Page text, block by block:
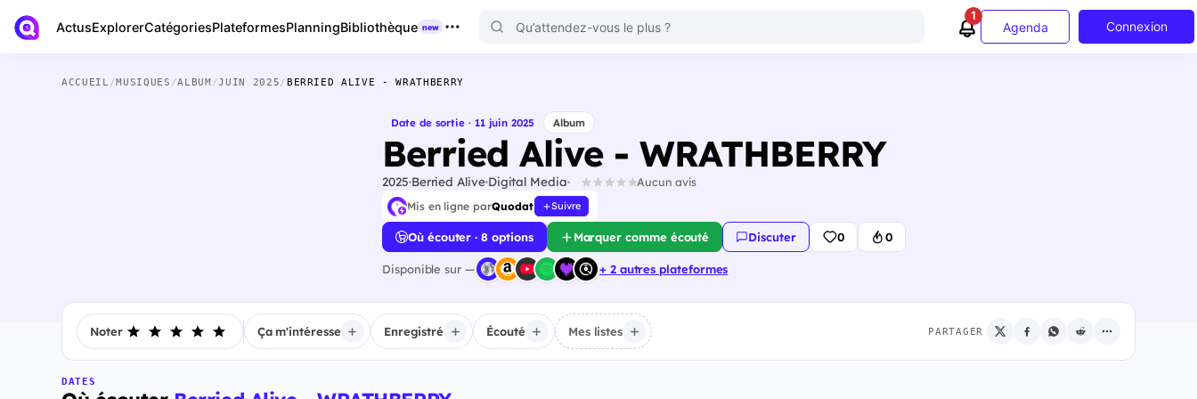
ActusExplorerCatégoriesPlateformesPlanningBibliothèque new
1
Agenda Connexion
ACCUEIL /MUSIQUES /ALBUM/JUIN 2025/BERRIED ALIVE - WRATHBERRY
Date de sortie · 11 juin 2025 Album
Berried Alive - WRATHBERRY
2025 Berried AliveDigital Media Aucun avis
Mis en ligne parQuodat Suivre
Où écouter · 8 options Marquer comme écouté Discuter 0 0
Disponible sur — + 2 autres plateformes
Noter Ça m'intéresse Enregistré Écouté Mes listes PARTAGER
DATES